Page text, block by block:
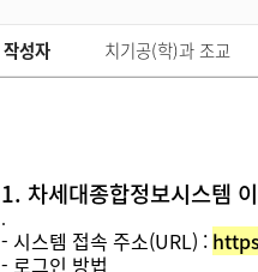
작성자 치기공(학)과 조교
1. 차세대종합정보시스템
.
- 시스템 접속 주소(URL) :
- 로그인 방법